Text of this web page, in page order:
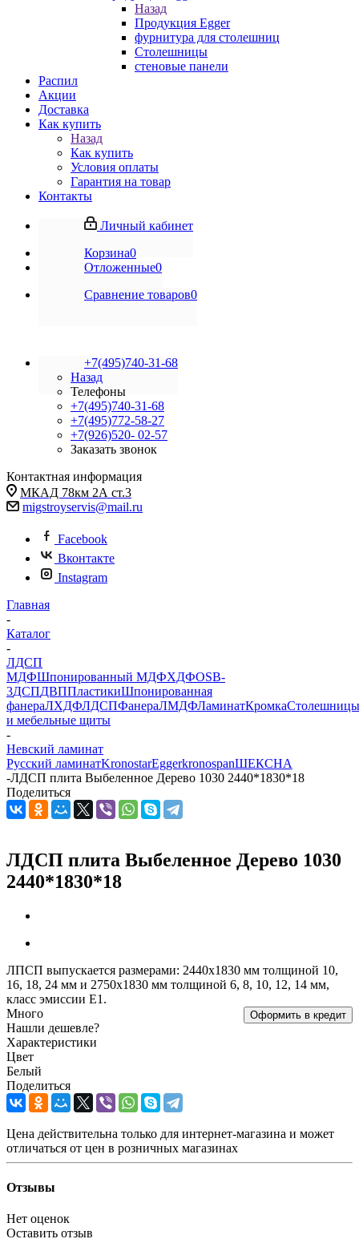
Назад
Продукция Egger
фурнитура для столешниц
Столешницы
стеновые панели
Распил
Акции
Доставка
Как купить
Назад
Как купить
Условия оплаты
Гарантия на товар
Контакты
Личный кабинет
Корзина0
Отложенные0
Сравнение товаров0
+7(495)740-31-68
Назад
Телефоны
+7(495)740-31-68
+7(495)772-58-27
+7(926)520- 02-57
Заказать звонок
Контактная информация
МКАД 78км 2А ст.3
migstroyservis@mail.ru
Facebook
Вконтакте
Instagram
Главная
-
Каталог
-
ЛДСП
МДФШпонированный МДФХДФOSB-
3ДСПДВППластикиШпонированная
фанераЛХДФЛДСПФанераЛМДФЛаминатКромкаСтолешницы
и мебельные щиты
-
Невский ламинат
Русский ламинатKronostarEggerkronospanШЕКСНА
-ЛДСП плита Выбеленное Дерево 1030 2440*1830*18
Поделиться
ЛДСП плита Выбеленное Дерево 1030
2440*1830*18
ЛПСП выпускается размерами: 2440х1830 мм толщиной 10,
16, 18, 24 мм и 2750х1830 мм толщиной 6, 8, 10, 12, 14 мм,
класс эмиссии Е1.
Оформить в кредит
Много
Нашли дешевле?
Характеристики
Цвет
Белый
Поделиться
Цена действительна только для интернет-магазина и может
отличаться от цен в розничных магазинах
Отзывы
Нет оценок
Оставить отзыв